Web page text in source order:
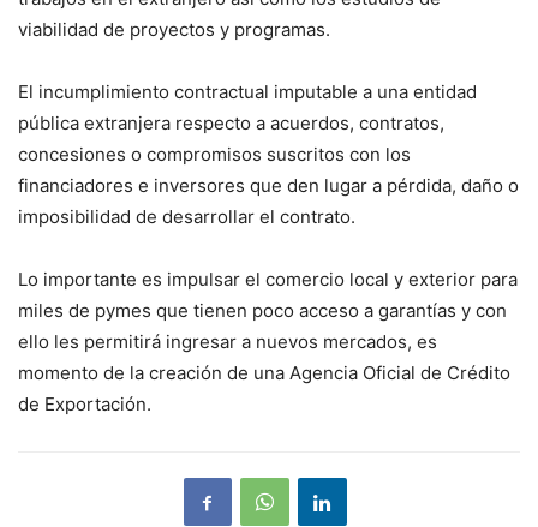
viabilidad de proyectos y programas.
El incumplimiento contractual imputable a una entidad
pública extranjera respecto a acuerdos, contratos,
concesiones o compromisos suscritos con los
financiadores e inversores que den lugar a pérdida, daño o
imposibilidad de desarrollar el contrato.
Lo importante es impulsar el comercio local y exterior para
miles de pymes que tienen poco acceso a garantías y con
ello les permitirá ingresar a nuevos mercados, es
momento de la creación de una Agencia Oficial de Crédito
de Exportación.